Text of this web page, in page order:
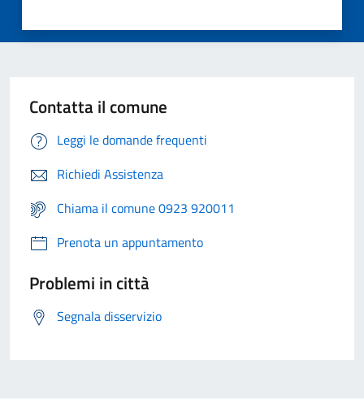
Contatta il comune
Leggi le domande frequenti
Richiedi Assistenza
Chiama il comune 0923 920011
Prenota un appuntamento
Problemi in città
Segnala disservizio